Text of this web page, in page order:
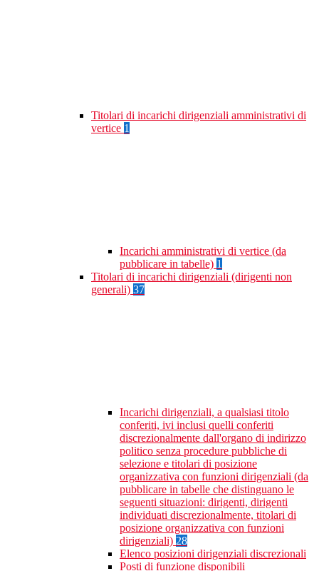
Titolari di incarichi dirigenziali amministrativi di
vertice 1
Incarichi amministrativi di vertice (da
pubblicare in tabelle) 1
Titolari di incarichi dirigenziali (dirigenti non
generali) 37
Incarichi dirigenziali, a qualsiasi titolo
conferiti, ivi inclusi quelli conferiti
discrezionalmente dall'organo di indirizzo
politico senza procedure pubbliche di
selezione e titolari di posizione
organizzativa con funzioni dirigenziali (da
pubblicare in tabelle che distinguano le
seguenti situazioni: dirigenti, dirigenti
individuati discrezionalmente, titolari di
posizione organizzativa con funzioni
dirigenziali) 28
Elenco posizioni dirigenziali discrezionali
Posti di funzione disponibili